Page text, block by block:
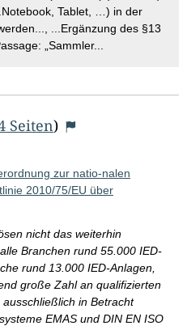
Tablet, …) in der
...Ergänzung des §13
„Sammler...
Seiten)
zur natio-nalen
2010/75/EU über
nicht das weiterhin
Branchen rund 55.000 IED-
rund 13.000 IED-Anlagen,
große Zahl an qualifizierten
in Betracht
EMAS und DIN EN ISO